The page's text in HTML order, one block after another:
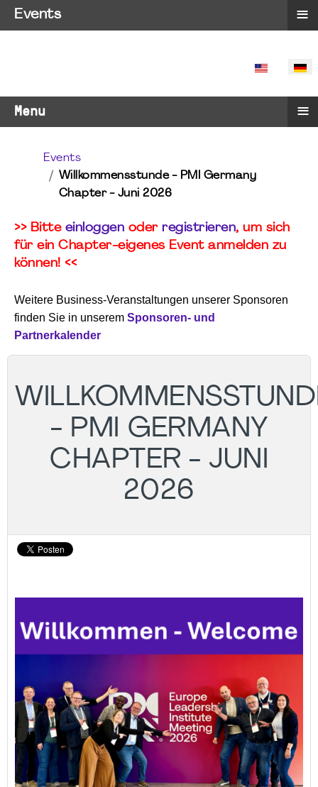
SPRACHE
Menu ≡
Events
Willkommensstunde - PMI Germany
Chapter - Juni 2026
>> Bitte einloggen oder registrieren, um sich
für ein Chapter-eigenes Event anmelden zu
können! <<
Weitere Business-Veranstaltungen unserer Sponsoren
finden Sie in unserem Sponsoren- und
Partnerkalender
- PMI GERMANY
CHAPTER - JUNI
2026
Events ≡